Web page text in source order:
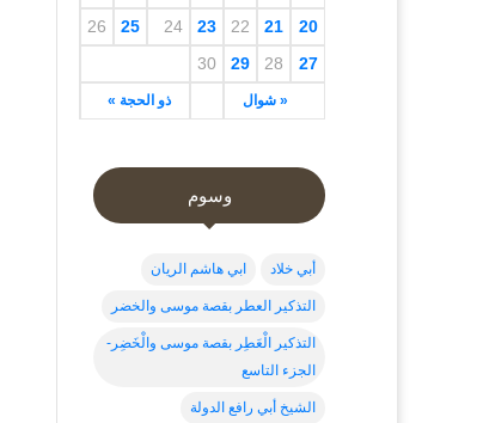
« شوال ذو الحجة »
20
21
22
23
24
25
26
27
28
29
30
وسوم
أبي خلاد ابي هاشم الريان
التذكير العطر بقصة موسى والخضر
التذكير الْعَطِر بقصة موسى والْخَضِر-
الجزء التاسع
الشيخ أبي رافع الدولة